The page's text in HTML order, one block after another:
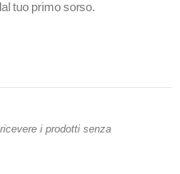
tuo primo sorso.
i prodotti senza